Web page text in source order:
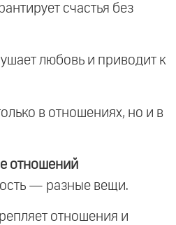
счастья без
любовь и приводит к
в отношениях, но и в
отношений
— разные вещи.
отношения и